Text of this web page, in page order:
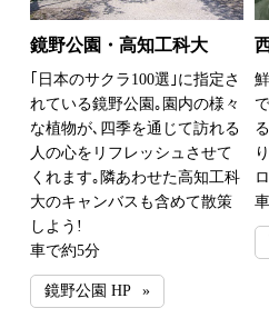
鏡野公園・高知工科大
｢日本のサクラ100選｣に指定さ
れている鏡野公園｡園内の様々
な植物が､四季を通じて訪れる
人の心をリフレッシュさせて
くれます｡隣あわせた高知工科
大のキャンバスも含めて散策
しよう!
車で約5分
鏡野公園 HP